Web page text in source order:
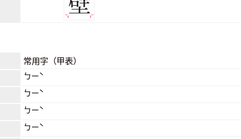
常用字（甲表）
ㄅㄧˋ
ㄅㄧˋ
ㄅㄧˋ
ㄅㄧˋ